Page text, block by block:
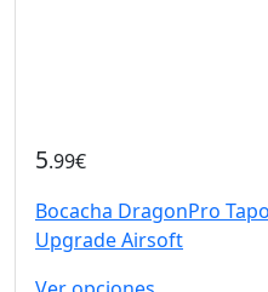
5.99€
Bocacha DragonPro
Upgrade Airsoft